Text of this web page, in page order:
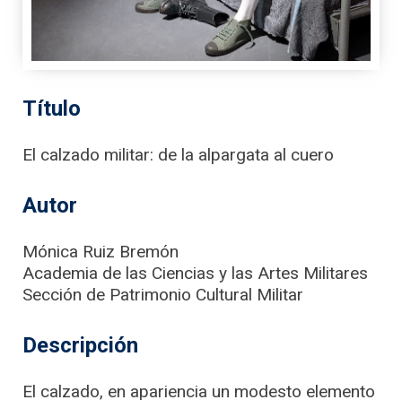
Título
El calzado militar: de la alpargata al cuero
Autor
Mónica Ruiz Bremón
Academia de las Ciencias y las Artes Militares
Sección de Patrimonio Cultural Militar
Descripción
El calzado, en apariencia un modesto elemento